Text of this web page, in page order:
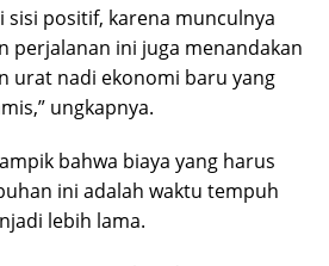
sisi positif, karena munculnya
perjalanan ini juga menandakan
urat nadi ekonomi baru yang
ungkapnya.
bahwa biaya yang harus
ini adalah waktu tempuh
lebih lama.